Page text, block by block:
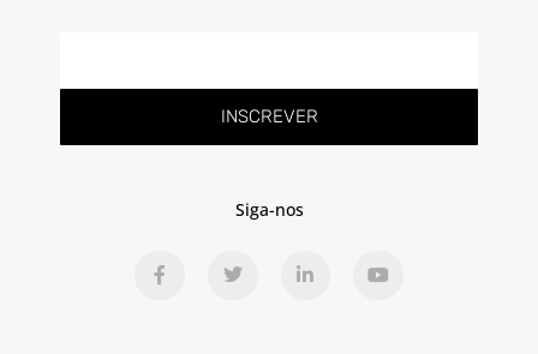
INSCREVER
Siga-nos
a
w
i
o